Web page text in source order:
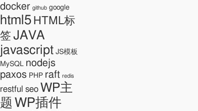
docker github google
html5 HTML标
签 JAVA
javascript JS模板
MySQL nodejs
paxos PHP raft redis
restful seo WP主
题 WP插件